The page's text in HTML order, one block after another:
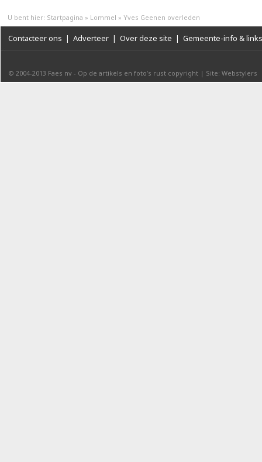
U bent hier: Startpagina » Lommel » Yves Geenen overleden
Contacteer ons | Adverteer | Over deze site | Gemeente-info & links
© 2004-2013 Faes nv - Op de artikels en foto’s rust copyright | Site: Webstylers